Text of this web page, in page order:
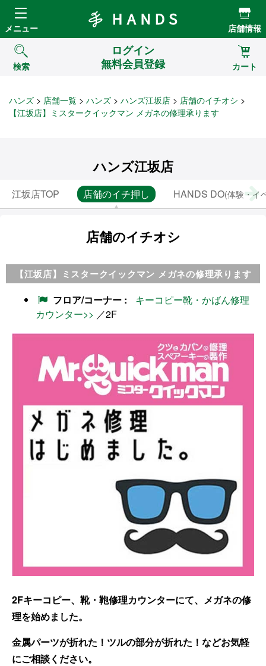
Hands ハンズ
メニュー 店舗情報
検索
ログイン
無料会員登録
カート
ハンズ 店舗一覧 ハンズ ハンズ江坂店
店舗のイチオシ
【江坂店】ミスタークイックマン メガネの修理承ります
ハンズ江坂店
江坂店TOP 店舗のイチ押し HANDS DO(体験・イ
店舗のイチオシ
【江坂店】ミスタークイックマン メガネの修理承ります
フロア/コーナー
キーコピー靴・かばん修理
カウンター>> ／2F
2Fキーコピー、靴・鞄修理カウンターにて、メガネの修
理を始めました。
金属パーツが折れた！ツルの部分が折れた！などお気軽
にご相談ください。